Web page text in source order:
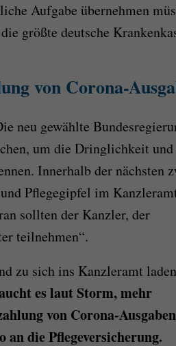
Aufgabe übernehmen
größte deutsche
von Corona-
neu gewählte
um die Dringlichkeit
Innerhalb der nächsten
Pflegegipfel im
sollten der Kanzler, der
teilnehmen“.
zu sich ins Kanzleramt
es laut Storm, mehr
von Corona-
die Pflegeversicherung.